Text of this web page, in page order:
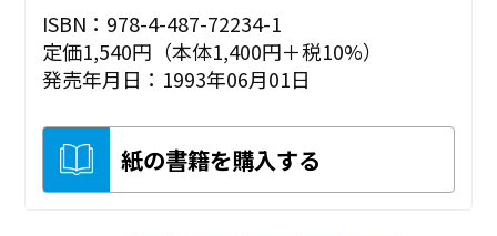
ISBN：978-4-487-72234-1
定価1,540円（本体1,400円＋税10%）
発売年月日：1993年06月01日
紙の書籍を購入する